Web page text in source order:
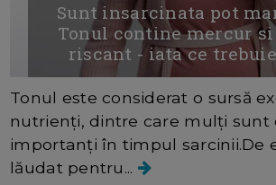
Sunt insarcinata pot
Tonul contine mercur
riscant - iata ce
Tonul este considerat o sursă
nutrienți, dintre care mulți sunt
importanți în timpul sarcinii.De
lăudat pentru...